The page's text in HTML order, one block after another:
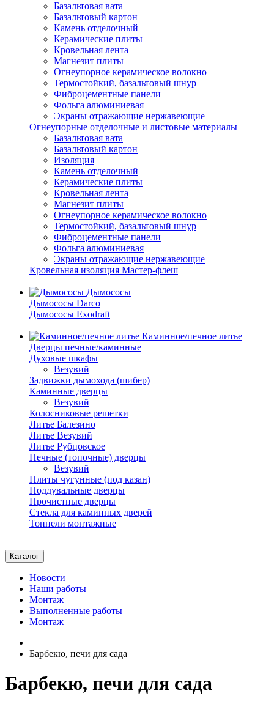
Базальтовая вата
Базальтовый картон
Камень отделочный
Керамические плиты
Кровельная лента
Магнезит плиты
Огнеупорное керамическое волокно
Термостойкий, базальтовый шнур
Фиброцементные панели
Фольга алюминиевая
Экраны отражающие нержавеющие
Огнеупорные отделочные и листовые материалы
Базальтовая вата
Базальтовый картон
Изоляция
Камень отделочный
Керамические плиты
Кровельная лента
Магнезит плиты
Огнеупорное керамическое волокно
Термостойкий, базальтовый шнур
Фиброцементные панели
Фольга алюминиевая
Экраны отражающие нержавеющие
Кровельная изоляция Мастер-флеш
Дымососы
Дымососы Darco
Дымососы Exodraft
Каминное/печное литье
Дверцы печные/каминные
Духовые шкафы
Везувий
Задвижки дымохода (шибер)
Каминные дверцы
Везувий
Колосниковые решетки
Литье Балезино
Литье Везувий
Литье Рубцовское
Печные (топочные) дверцы
Везувий
Плиты чугунные (под казан)
Поддувальные дверцы
Прочистные дверцы
Стекла для каминных дверей
Тоннели монтажные
Каталог
Новости
Наши работы
Монтаж
Выполненные работы
Монтаж
Барбекю, печи для сада
Барбекю, печи для сада